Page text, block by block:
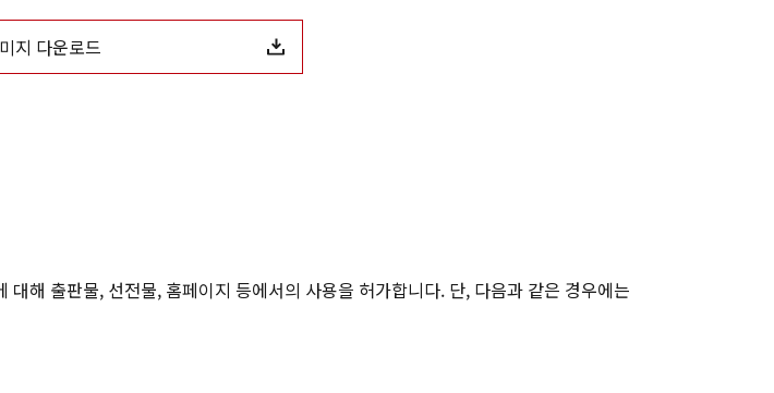
지 다운로드
해 출판물, 선전물, 홈페이지 등에서의 사용을 허가합니다. 단, 다음과 같은 경우에는